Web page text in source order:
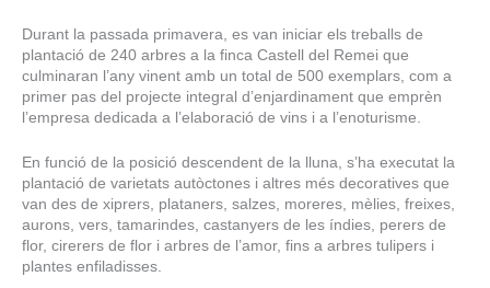
Durant la passada primavera, es van iniciar els treballs de
plantació de 240 arbres a la finca Castell del Remei que
culminaran l’any vinent amb un total de 500 exemplars, com a
primer pas del projecte integral d’enjardinament que emprèn
l’empresa dedicada a l’elaboració de vins i a l’enoturisme.
En funció de la posició descendent de la lluna, s’ha executat la
plantació de varietats autòctones i altres més decoratives que
van des de xiprers, plataners, salzes, moreres, mèlies, freixes,
aurons, vers, tamarindes, castanyers de les índies, perers de
flor, cirerers de flor i arbres de l’amor, fins a arbres tulipers i
plantes enfiladisses.